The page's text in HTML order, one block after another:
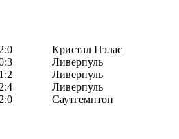
2:0
Кристал Пэлас
Ливерпуль
1:2
Ливерпуль
2:4
Ливерпуль
2:0
Саутгемптон